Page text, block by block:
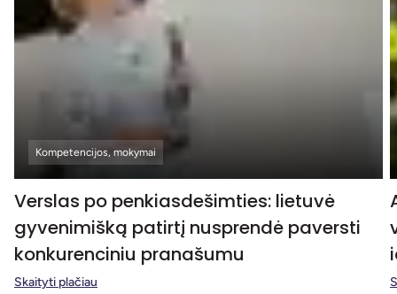
Kompetencijos, mokymai
Verslas po penkiasdešimties: lietuvė
gyvenimišką patirtį nusprendė paversti
konkurenciniu pranašumu
Skaityti plačiau